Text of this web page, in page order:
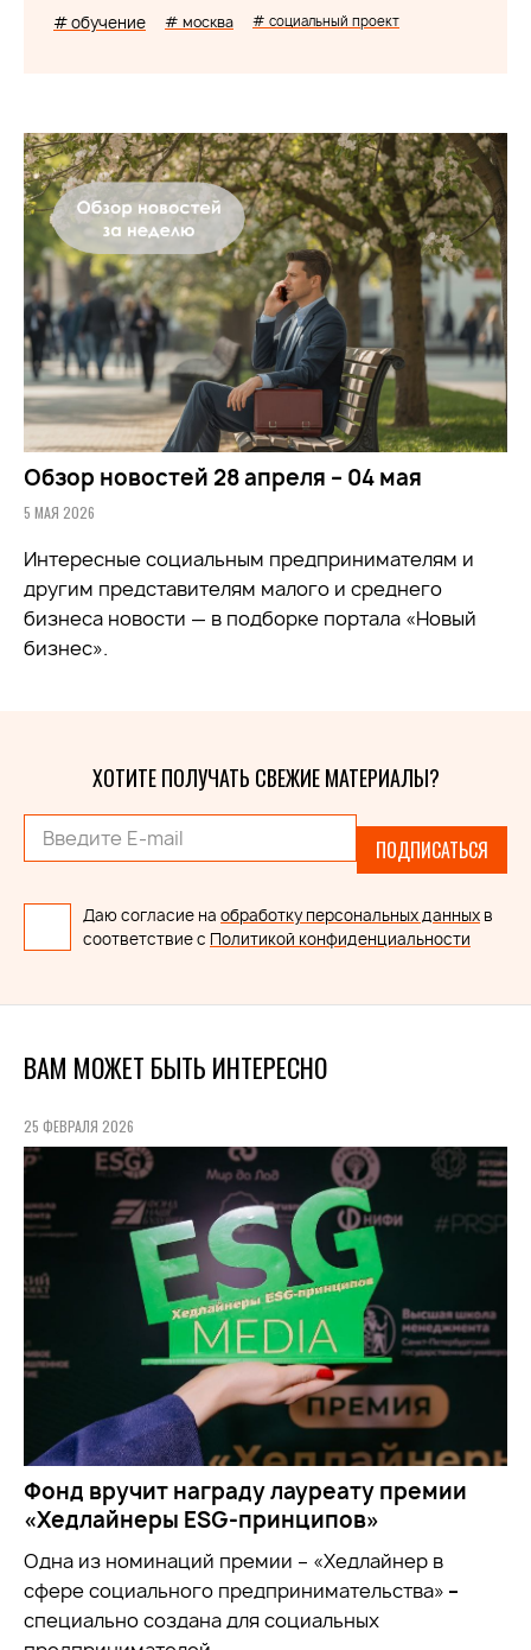
# обучение # москва # социальный проект
Обзор новостей 28 апреля – 04 мая
5 МАЯ 2026
Интересные социальным предпринимателям и
другим представителям малого и среднего
бизнеса новости — в подборке портала «Новый
бизнес».
ХОТИТЕ ПОЛУЧАТЬ СВЕЖИЕ МАТЕРИАЛЫ?
ПОДПИСАТЬСЯ
Даю согласие на обработку персональных данных в
соответствие с Политикой конфиденциальности
ВАМ МОЖЕТ БЫТЬ ИНТЕРЕСНО
25 ФЕВРАЛЯ 2026
Фонд вручит награду лауреату премии
«Хедлайнеры ESG-принципов»
Одна из номинаций премии – «Хедлайнер в
сфере социального предпринимательства» –
специально создана для социальных